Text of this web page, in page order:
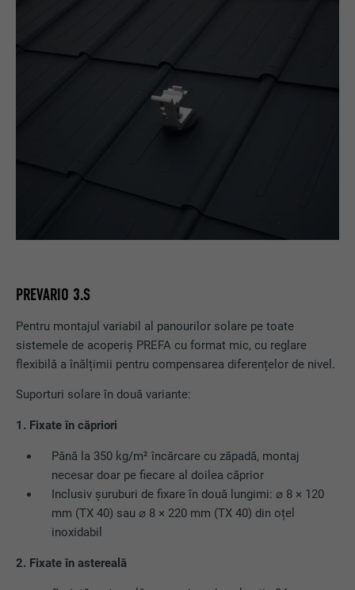
PREVARIO 3.S
Pentru montajul variabil al panourilor solare pe toate
sistemele de acoperiș PREFA cu format mic, cu reglare
flexibilă a înălțimii pentru compensarea diferențelor de nivel.
Suporturi solare în două variante:
1. Fixate în căpriori
Până la 350 kg/m² încărcare cu zăpadă, montaj
necesar doar pe fiecare al doilea căprior
Inclusiv șuruburi de fixare în două lungimi: ⌀ 8 × 120
mm (TX 40) sau ⌀ 8 × 220 mm (TX 40) din oțel
inoxidabil
2. Fixate în astereală